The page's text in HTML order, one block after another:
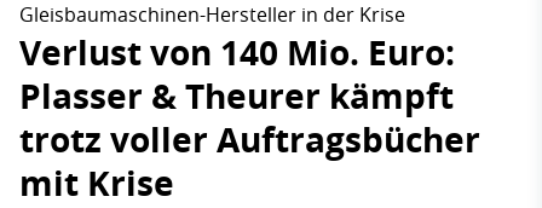
Gleisbaumaschinen-Hersteller in der Krise
Verlust von 140 Mio. Euro:
Plasser & Theurer kämpft
trotz voller Auftragsbücher
mit Krise